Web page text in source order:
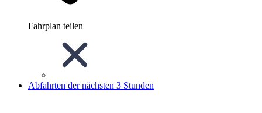
Fahrplan teilen
Abfahrten der nächsten 3 Stunden